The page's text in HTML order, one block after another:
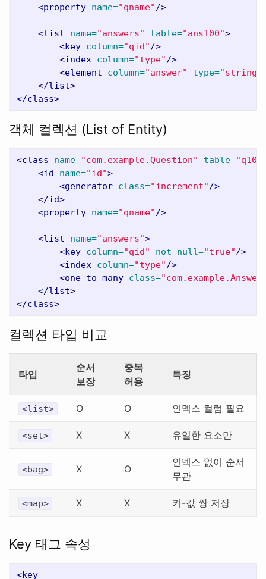
<property name="qname"/>
<list name="answers" table="ans100">
<key column="qid"/>
<index column="type"/>
<element
column="answer" type="string"
</list>
</class>
객체 컬렉션 (List of Entity)
<class name="com.example.Question" table=
<id
name="id">
<generator class="increment"/>
</id>
<property name="qname"/>
<list name="answers">
<key column="qid" not-null="true"/>
<index column="type"/>
<one-to-many class=
</list>
</class>
컬렉션 타입 비교
타입
순서
보장
중복
허용
특징
<list> O O 인덱스 컬럼 필요
<set> X X 유일한 요소만
<bag> X O
인덱스 없이 순서
무관
<map> X X 키-값 쌍 저장
Key 태그 속성
<key